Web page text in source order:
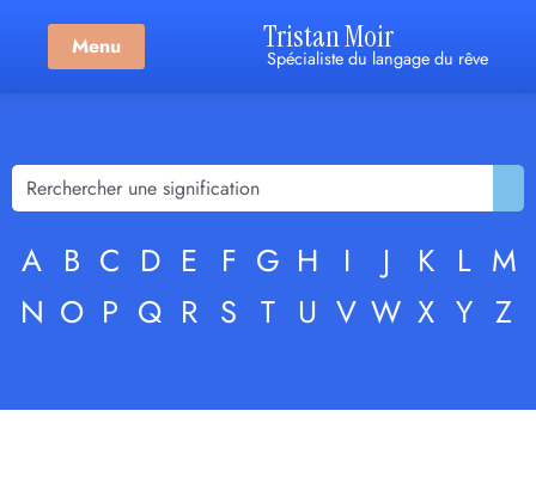
Menu Tristan Moir
Spécialiste du langage du rêve
A B C D E F G H I J K L M
N O P Q R S T U V W X Y Z